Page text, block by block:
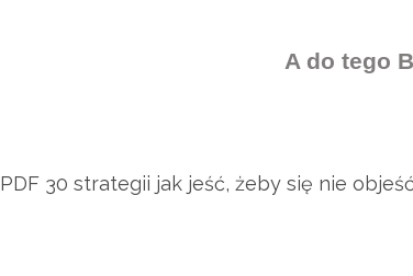
A do tego
PDF 30 strategii jak jeść, żeby się nie